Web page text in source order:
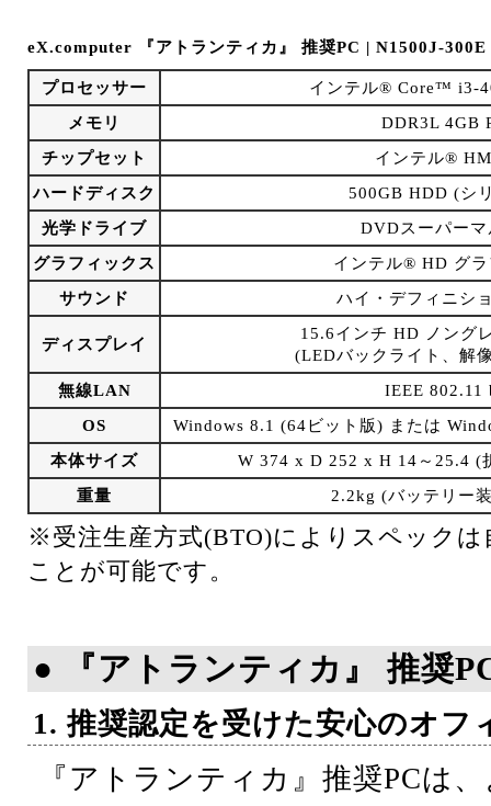
eX.computer 『アトランティカ』 推奨PC | N1500J-300E
プロセッサー
インテル® Core™ i3-
メモリ
DDR3L 4GB
チップセット
インテル®
ハードディスク
500GB HDD (シ
光学ドライブ
DVDスーパー
グラフィックス
インテル® HD グ
サウンド
ハイ・デフィニシ
ディスプレイ
15.6インチ HD ノング
(LEDバックライト、解
無線LAN
IEEE 802.11
OS
Windows 8.1 (64ビット版) または
本体サイズ
W 374 x D 252 x H 14～25.4 (
重量
2.2kg (バッテリー
※受注生産方式(BTO)によりスペック
ことが可能です。
● 『アトランティカ』 推奨
1. 推奨認定を受けた安心のオフ
『アトランティカ』推奨PCは